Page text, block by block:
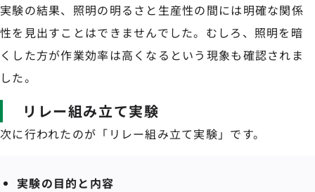
実験の結果、照明の明るさと生産性の間には明確な関係
性を見出すことはできませんでした。むしろ、照明を暗
くした方が作業効率は高くなるという現象も確認されま
した。
リレー組み立て実験
次に行われたのが「リレー組み立て実験」です。
実験の目的と内容